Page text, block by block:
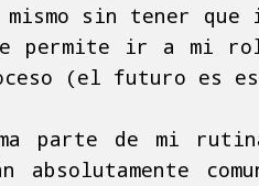
mismo sin tener
permite ir a mi
(el futuro es
parte de mi